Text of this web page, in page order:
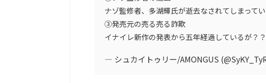
ナゾ監修者、多湖輝氏が逝去なされてしまってい
③発売元の売る売る詐欺
イナイレ新作の発表から五年経過しているが？
— シュカイトゥリー/AMONGUS